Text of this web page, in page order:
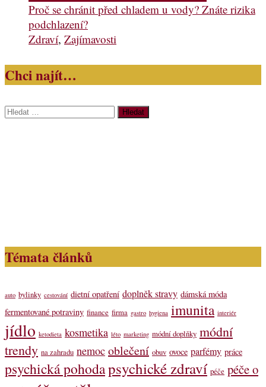
Proč se chránit před chladem u vody? Znáte rizika
podchlazení?
Zdraví, Zajímavosti
Chci najít…
Vyhledávání
Témata článků
auto bylinky cestování dietní opatření doplněk stravy dámská móda
fermentované potraviny finance firma gastro hygiena imunita interiér
jídlo ketodieta kosmetika léto marketing módní doplňky módní
trendy na zahradu nemoc oblečení obuv ovoce parfémy práce
psychická pohodapsychické zdraví péče péče o